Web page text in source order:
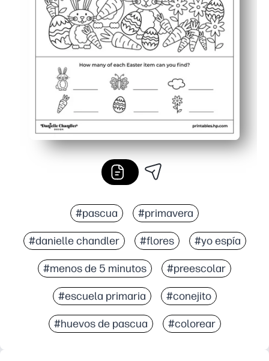
#pascua #primavera
#danielle chandler #flores #yo espía
#menos de 5 minutos #preescolar
#escuela primaria #conejito
#huevos de pascua #colorear